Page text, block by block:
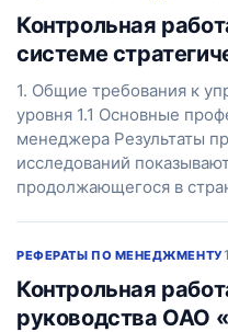
Контрольная
системе
1. Общие требования к
уровня 1.1 Основные
менеджера Результаты
исследований
продолжающегося в
РЕФЕРАТЫ ПО МЕНЕДЖМЕНТУ
Контрольная
руководства ОАО